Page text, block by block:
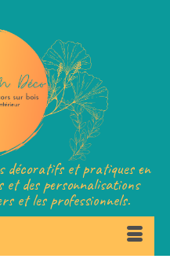
décoratifs et pratiques en
et des personnalisations
et les professionnels.